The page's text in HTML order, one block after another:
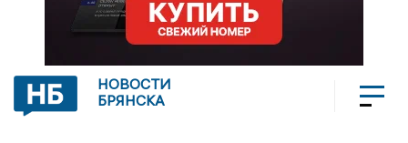
НОВОСТИ
БРЯНСКА